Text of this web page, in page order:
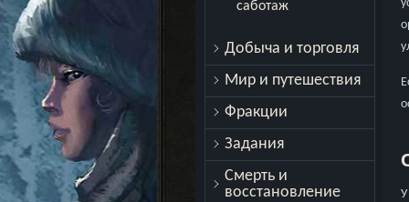
саботаж
Добыча и торговля
Мир и путешествия
Фракции
Задания
Смерть и
восстановление